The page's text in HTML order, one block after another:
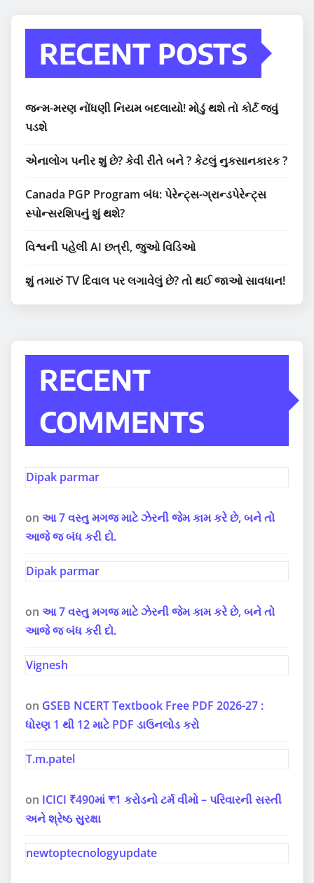
RECENT POSTS
જન્મ-મરણ નોંધણી નિયમ બદલાયો! મોડું થશે તો કોર્ટ જવું
પડશે
એનાલોગ પનીર શું છે? કેવી રીતે બને ? કેટલું નુકસાનકારક ?
Canada PGP Program બંધ: પેરેન્ટ્સ-ગ્રાન્ડપેરેન્ટ્સ
સ્પોન્સરશિપનું શું થશે?
વિશ્વની પહેલી AI છત્રી, જુઓ વિડિઓ
શું તમારું TV દિવાલ પર લગાવેલું છે? તો થઈ જાઓ સાવધાન!
RECENT
COMMENTS
Dipak parmar
on આ 7 વસ્તુ મગજ માટે ઝેરની જેમ કામ કરે છે, બને તો
આજે જ બંધ કરી દો.
Dipak parmar
on આ 7 વસ્તુ મગજ માટે ઝેરની જેમ કામ કરે છે, બને તો
આજે જ બંધ કરી દો.
Vignesh
on GSEB NCERT Textbook Free PDF 2026-27 :
ધોરણ 1 થી 12 માટે PDF ડાઉનલોડ કરો
T.m.patel
on ICICI ₹490માં ₹1 કરોડનો ટર્મ વીમો – પરિવારની સસ્તી
અને શ્રેષ્ઠ સુરક્ષા
newtoptecnologyupdate